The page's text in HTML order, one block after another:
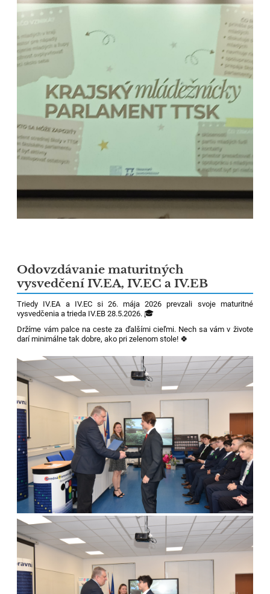
Odovzdávanie maturitných
vysvedčení IV.EA, IV.EC a IV.EB
Triedy IV.EA a IV.EC si 26. mája 2026 prevzali svoje maturitné
vysvedčenia a trieda IV.EB 28.5.2026. 🎓
Držíme vám palce na ceste za ďalšími cieľmi. Nech sa vám v živote
darí minimálne tak dobre, ako pri zelenom stole! 🍀